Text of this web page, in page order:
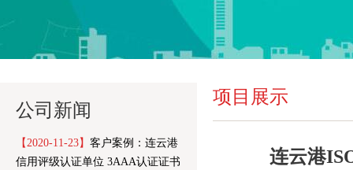
项目展示
连云港
公司新闻
【2020-11-23】 客户案例：连云港
信用评级认证单位 3AAA认证证书